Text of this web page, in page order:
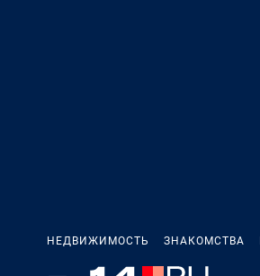
НЕДВИЖИМОСТЬ ЗНАКОМСТВА